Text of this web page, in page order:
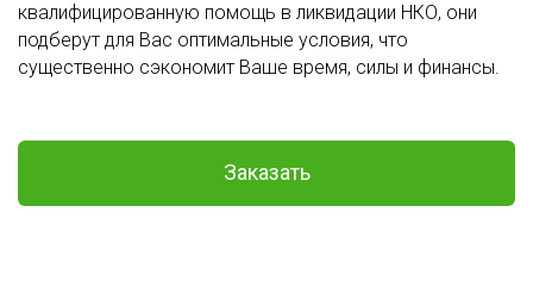
квалифицированную помощь в ликвидации НКО, они
подберут для Вас оптимальные условия, что
существенно сэкономит Ваше время, силы и финансы.
Заказать